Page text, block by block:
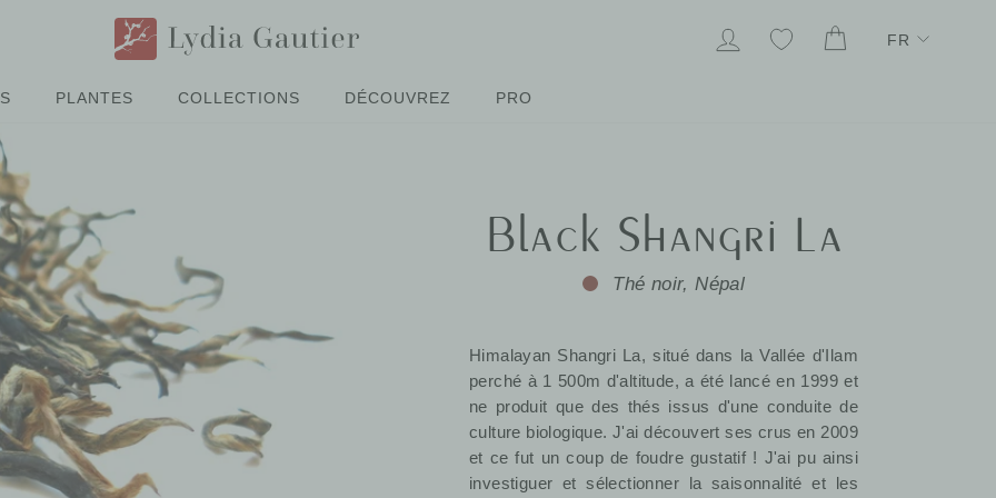
SE CONNECTER
MES FAVORIS
PANIER
FR
PLANTES COLLECTIONS DÉCOUVREZ PRO
Black Shangri La
Thé noir, Népal
Himalayan Shangri La, situé dans la Vallée d'Ilam
perché à 1 500m d'altitude, a été lancé en 1999 et
ne produit que des thés issus d'une conduite de
culture biologique. J'ai découvert ses crus en 2009
et ce fut un coup de foudre gustatif ! J'ai pu ainsi
investiguer et sélectionner la saisonnalité et les